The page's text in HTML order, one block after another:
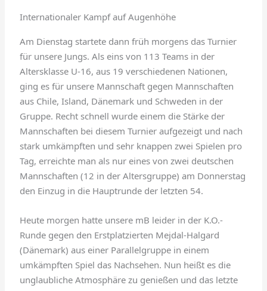
Internationaler Kampf auf Augenhöhe
Am Dienstag startete dann früh morgens das Turnier
für unsere Jungs. Als eins von 113 Teams in der
Altersklasse U-16, aus 19 verschiedenen Nationen,
ging es für unsere Mannschaft gegen Mannschaften
aus Chile, Island, Dänemark und Schweden in der
Gruppe. Recht schnell wurde einem die Stärke der
Mannschaften bei diesem Turnier aufgezeigt und nach
stark umkämpften und sehr knappen zwei Spielen pro
Tag, erreichte man als nur eines von zwei deutschen
Mannschaften (12 in der Altersgruppe) am Donnerstag
den Einzug in die Hauptrunde der letzten 54.
Heute morgen hatte unsere mB leider in der K.O.-
Runde gegen den Erstplatzierten Mejdal-Halgard
(Dänemark) aus einer Parallelgruppe in einem
umkämpften Spiel das Nachsehen. Nun heißt es die
unglaubliche Atmosphäre zu genießen und das letzte